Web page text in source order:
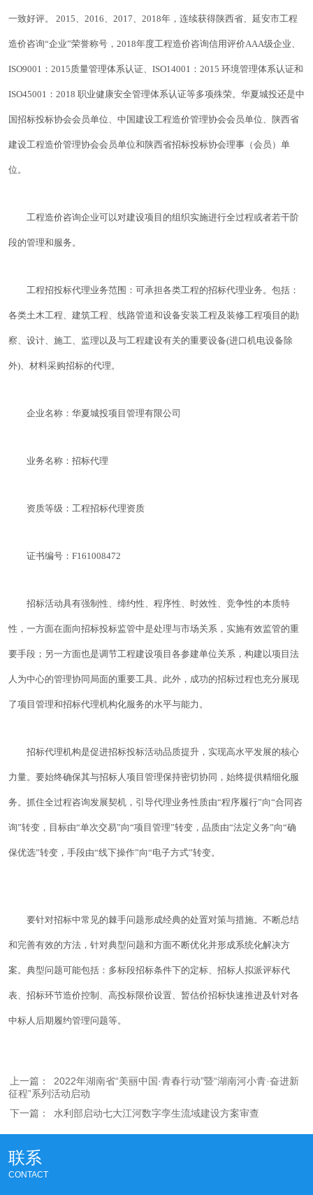
一致好评。 2015、2016、2017、2018年，连续获得陕西省、延安市工程
造价咨询“企业”荣誉称号，2018年度工程造价咨询信用评价AAA级企业、
ISO9001：2015质量管理体系认证、ISO14001：2015 环境管理体系认证和
ISO45001：2018 职业健康安全管理体系认证等多项殊荣。华夏城投还是中
国招标投标协会会员单位、中国建设工程造价管理协会会员单位、陕西省
建设工程造价管理协会会员单位和陕西省招标投标协会理事（会员）单
位。
工程造价咨询企业可以对建设项目的组织实施进行全过程或者若干阶
段的管理和服务。
工程招投标代理业务范围：可承担各类工程的招标代理业务。包括：
各类土木工程、建筑工程、线路管道和设备安装工程及装修工程项目的勘
察、设计、施工、监理以及与工程建设有关的重要设备(进口机电设备除
外)、材料采购招标的代理。
企业名称：华夏城投项目管理有限公司
业务名称：招标代理
资质等级：工程招标代理资质
证书编号：F161008472
招标活动具有强制性、缔约性、程序性、时效性、竞争性的本质特
性，一方面在面向招标投标监管中是处理与市场关系，实施有效监管的重
要手段；另一方面也是调节工程建设项目各参建单位关系，构建以项目法
人为中心的管理协同局面的重要工具。此外，成功的招标过程也充分展现
了项目管理和招标代理机构化服务的水平与能力。
招标代理机构是促进招标投标活动品质提升，实现高水平发展的核心
力量。要始终确保其与招标人项目管理保持密切协同，始终提供精细化服
务。抓住全过程咨询发展契机，引导代理业务性质由“程序履行”向“合同咨
询”转变，目标由“单次交易”向“项目管理”转变，品质由“法定义务”向“确
保优选”转变，手段由“线下操作”向“电子方式”转变。
要针对招标中常见的棘手问题形成经典的处置对策与措施。不断总结
和完善有效的方法，针对典型问题和方面不断优化并形成系统化解决方
案。典型问题可能包括：多标段招标条件下的定标、招标人拟派评标代
表、招标环节造价控制、高投标限价设置、暂估价招标快速推进及针对各
中标人后期履约管理问题等。
上一篇：
2022年湖南省“美丽中国·青春行动”暨“湖南河小青·奋进新
征程”系列活动启动
下一篇：
水利部启动七大江河数字孪生流域建设方案审查
联系
CONTACT